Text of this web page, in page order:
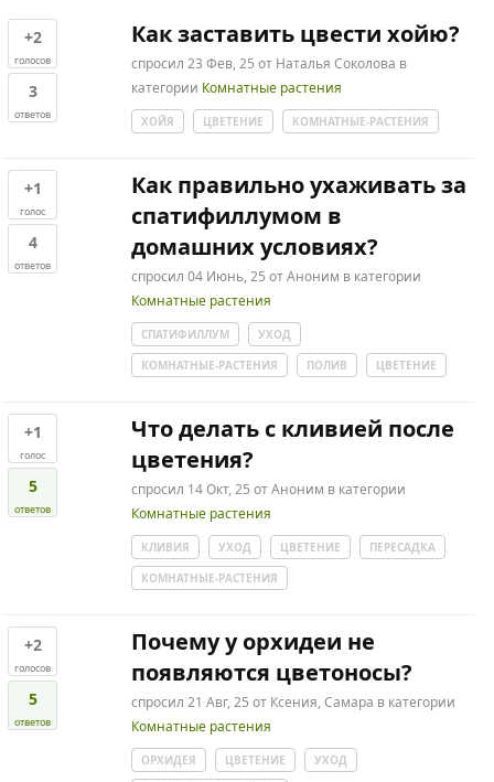
+2
голосов
3
ответов
Как заставить цвести хойю?
спросил 23 Фев, 25 от Наталья Соколова в
категории Комнатные растения
ХОЙЯ ЦВЕТЕНИЕ КОМНАТНЫЕ-РАСТЕНИЯ
+1
голос
4
ответов
Как правильно ухаживать за
спатифиллумом в
домашних условиях?
спросил 04 Июнь, 25 отАноним в категории
Комнатные растения
СПАТИФИЛЛУМ
УХОД
КОМНАТНЫЕ-РАСТЕНИЯ
ПОЛИВ ЦВЕТЕНИЕ
+1
голос
5
ответов
Что делать с кливией после
цветения?
спросил 14 Окт, 25 отАноним в категории
Комнатные растения
КЛИВИЯ УХОД ЦВЕТЕНИЕ
ПЕРЕСАДКА
КОМНАТНЫЕ-РАСТЕНИЯ
+2
голосов
5
ответов
Почему у орхидеи не
появляются цветоносы?
спросил 21 Авг, 25 от Ксения, Самара в категории
Комнатные растения
ОРХИДЕЯ ЦВЕТЕНИЕ
УХОД